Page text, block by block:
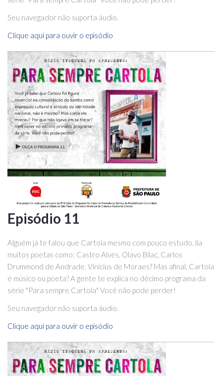
Seu navegador não suporta áudio.
Clique aqui para ouvir o episódio
Episódio 11
Alguém já te falou que Cartola mesmo com pouco estudo, lia
muitos poetas como: Castro Alves, Olavo Bilac, Carlos
Drummond de Andrade, Vinícius de Moraes? Mas afinal, Cartola
é músico ou poeta? A gente te explica no décimo programa da
série "Para sempre Cartola" Você não pode perder!
Seu navegador não suporta áudio.
Clique aqui para ouvir o episódio